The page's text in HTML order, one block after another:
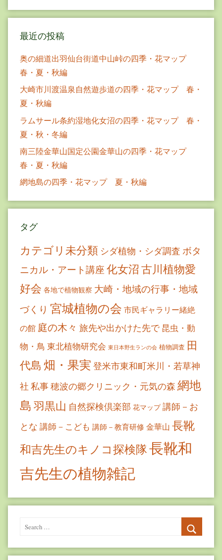
最近の投稿
奥の細道出羽仙台街道中山峠の四季・花マップ
春・夏・秋編
大崎市川渡温泉自然遊歩道の四季・花マップ 春・
夏・秋編
ラムサール条約湿地化女沼の四季・花マップ 春・
夏・秋・冬編
南三陸金華山国定公園金華山の四季・花マップ
春・夏・秋編
網地島の四季・花マップ 夏・秋編
タグ
カテゴリ未分類 シダ植物・シダ調査 ボタ
ニカル・アート講座 化女沼古川植物愛
好会 各地で植物観察 大崎・地域の行事・地域
づくり 宮城植物の会 市民ギャラリー緒絶
の館 庭の木々 旅先や出かけた先で 昆虫・動
物・鳥 東北植物研究会 東日本野生ランの会 植物調査 田
代島 畑・果実 登米市東和町米川・若草神
社 私事穂波の郷クリニック・元気の森 網地
島 羽黒山 自然探検倶楽部 花マップ 講師－お
とな 講師－こども 講師－教育研修 金華山 長靴
和吉先生のキノコ探検隊長靴和
吉先生の植物雑記
Search